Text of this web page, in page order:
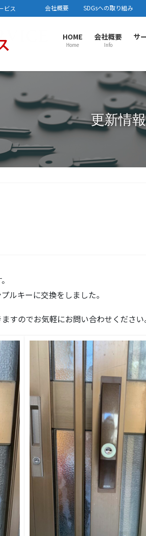
ビス 会社概要 SDGsへの取り組み
HOME
Home
会社概要
Info
サ
さいたま市センター
さいたま市川口市蕨市戸田市
練馬区
上尾市センター
上尾市蓮田市行田市羽生市
白岡市伊奈町川島町吉見町
新座市富士見市日高市
更新情報
ルキーに交換をしました。
すのでお気軽にお問い合わせください